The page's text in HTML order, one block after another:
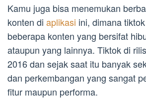
Kamu juga bisa menemukan
konten di aplikasi ini, dimana
beberapa konten yang bersifat
ataupun yang lainnya. Tiktok di
2016 dan sejak saat itu banyak
dan perkembangan yang sangat
fitur maupun performa.